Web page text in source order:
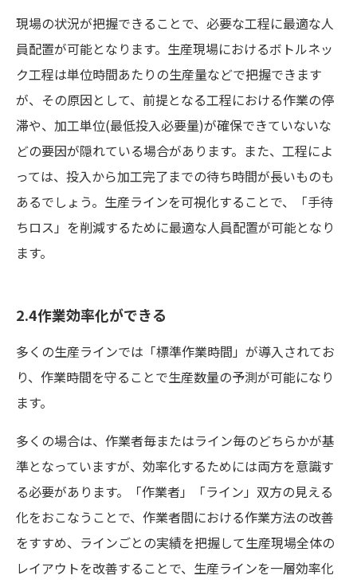
現場の状況が把握できることで、必要な工程に最適な人
員配置が可能となります。生産現場におけるボトルネッ
ク工程は単位時間あたりの生産量などで把握できます
が、その原因として、前提となる工程における作業の停
滞や、加工単位(最低投入必要量)が確保できていないな
どの要因が隠れている場合があります。また、工程によ
っては、投入から加工完了までの待ち時間が長いものも
あるでしょう。生産ラインを可視化することで、「手待
ちロス」を削減するために最適な人員配置が可能となり
ます。
2.4作業効率化ができる
多くの生産ラインでは「標準作業時間」が導入されてお
り、作業時間を守ることで生産数量の予測が可能になり
ます。
多くの場合は、作業者毎またはライン毎のどちらかが基
準となっていますが、効率化するためには両方を意識す
る必要があります。「作業者」「ライン」双方の見える
化をおこなうことで、作業者間における作業方法の改善
をすすめ、ラインごとの実績を把握して生産現場全体の
レイアウトを改善することで、生産ラインを一層効率化